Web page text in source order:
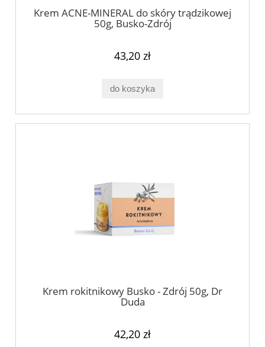
Krem ACNE-MINERAL do skóry trądzikowej
50g, Busko-Zdrój
43,20 zł
do koszyka
Krem rokitnikowy Busko - Zdrój 50g, Dr
Duda
42,20 zł